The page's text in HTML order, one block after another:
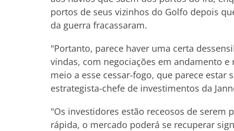
portos de seus vizinhos do Golfo depois
da guerra fracassaram.
"Portanto, parece haver uma certa
vindas, com negociações em andamento
meio a esse cessar-fogo, que parece
estrategista-chefe de investimentos da
"Os investidores estão receosos de serem
rápida, o mercado poderá se recuperar